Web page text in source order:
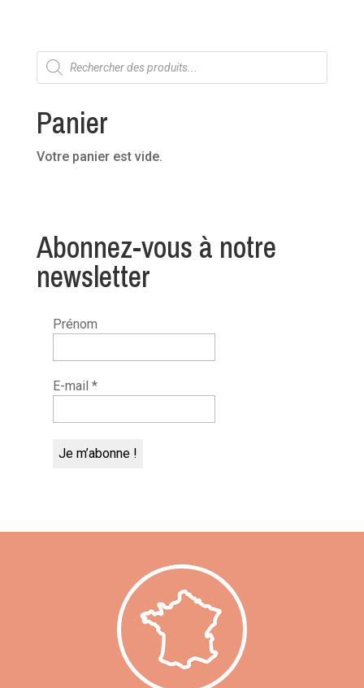
Recherche
de
produits
Panier
Votre panier est vide.
Abonnez-vous à notre
newsletter
Prénom
E-mail *